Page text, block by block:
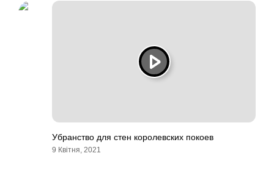
Убранство для стен королевских покоев
9 Квітня, 2021